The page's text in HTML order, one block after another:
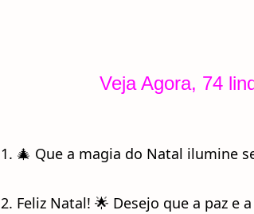
Veja Agora, 74
1. 🎄 Que a magia do Natal ilumine
2. Feliz Natal! 🌟 Desejo que a paz e